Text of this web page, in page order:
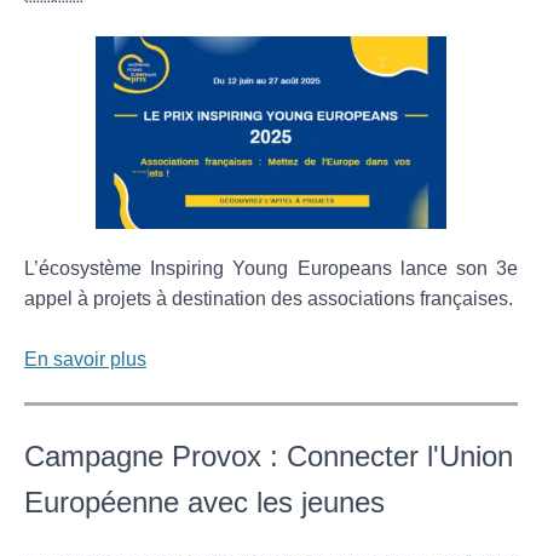
L’écosystème Inspiring Young Europeans lance son 3e
appel à projets à destination des associations françaises.
En savoir plus
Campagne Provox : Connecter l'Union
Européenne avec les jeunes